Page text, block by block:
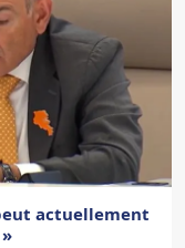
actuellement